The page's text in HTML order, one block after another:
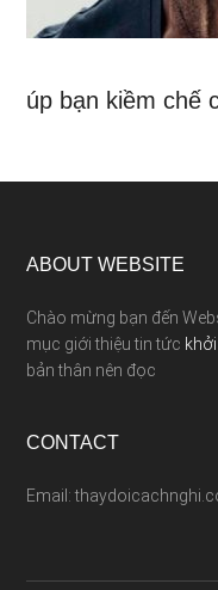
úp bạn kiềm chế
ABOUT WEBSITE
Chào mừng bạn đến
mục giới thiệu tin tức
bản thân nên đọc
CONTACT
Email: